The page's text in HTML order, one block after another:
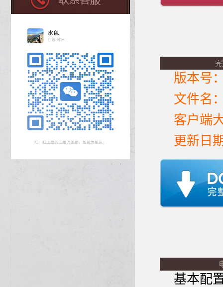
版本号
文件名
客户端
更新日
基本配